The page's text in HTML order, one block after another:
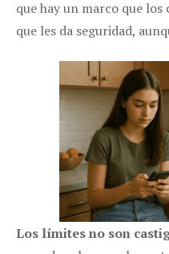
que hay un marco que los
que les da seguridad,
Los límites no son